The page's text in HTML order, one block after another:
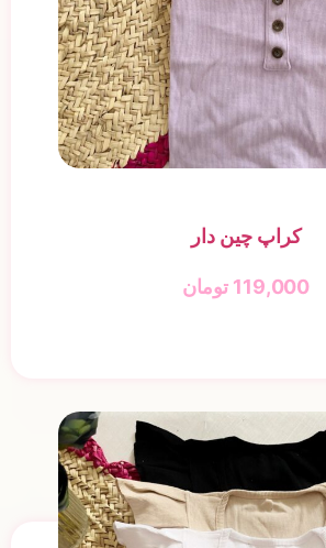
کراپ چین دار
119,000 تومان